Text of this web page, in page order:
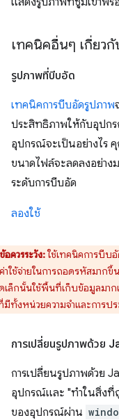
เทคนิคอื่นๆ เกี่ยว
รูปภาพที่บีบอัด
เทคนิคการบีบอัดรูปภาพ
ประสิทธิภาพให้กับอุปกร
อุปกรณ์จะเป็นอย่างไร
ขนาดไฟล์จะลดลงอย่า
ระดับการบีบอัด
ลองใช้
ข้อควรระวัง:ใช้เทคนิคการบีบ
าใช้จ่ายในการถอดรหัสมา
เล็กนั้นใช้พื้นที่เก็บข้อมูลมา
มีทั้งหน่วยความจำและการป
การเปลี่ยนรูปภาพด้วย
การเปลี่ยนรูปภาพด้วย
อุปกรณ์และ "ทําในสิ่งที่
ของอุปกรณ์ผ่าน